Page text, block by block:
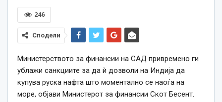
246
Сподели
Министерството за финансии на САД привремено ги
ублажи санкциите за да ѝ дозволи на Индија да
купува руска нафта што моментално се наоѓа на
море, објави Министерот за финансии Скот Бесент.